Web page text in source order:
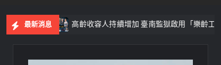
最新消息
亮點 高齡收容人持續增加 臺南監獄啟用「樂齡工場」